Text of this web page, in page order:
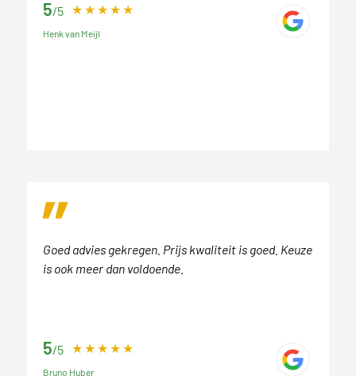
5/5
Henk van Meijl
Goed advies gekregen. Prijs kwaliteit is goed. Keuze
is ook meer dan voldoende.
5/5
Bruno Huber